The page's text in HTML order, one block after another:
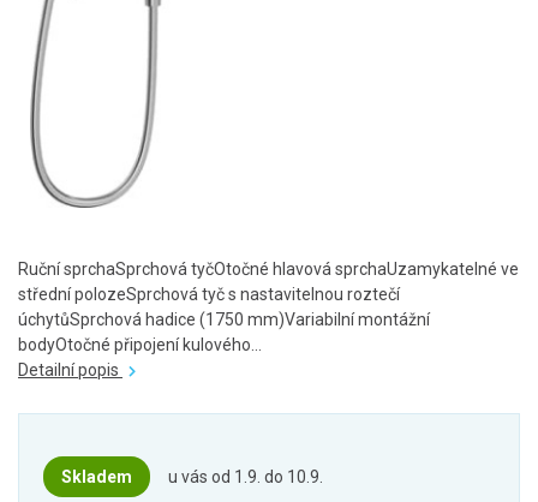
Ruční sprchaSprchová tyčOtočné hlavová sprchaUzamykatelné ve
střední polozeSprchová tyč s nastavitelnou roztečí
úchytůSprchová hadice (1750 mm)Variabilní montážní
bodyOtočné připojení kulového...
Detailní popis
Skladem u vás od 1.9. do 10.9.